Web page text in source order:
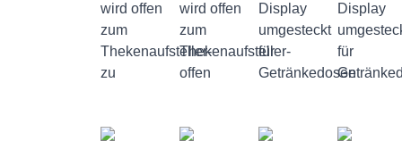
wird offen
zum
Thekenaufsteller-
zu
wird offen
zum
Thekenaufsteller-
offen
Display
umgesteckt
für
Getränkedosen
Display
für